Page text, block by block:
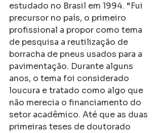
estudado no Brasil em 1994. “Fui
precursor no país, o primeiro
profissional a propor como tema
de pesquisa a reutilização de
borracha de pneus usados para a
pavimentação. Durante alguns
anos, o tema foi considerado
loucura e tratado como algo que
não merecia o financiamento do
setor acadêmico. Até que as duas
primeiras teses de doutorado